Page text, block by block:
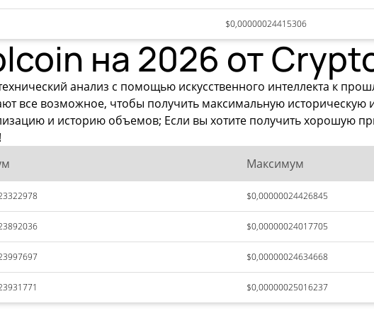
$0,00000024415306
на 2026 от
анализ с помощью искусственного интеллекта к
все возможное, чтобы получить максимальную
и историю объемов; Если вы хотите получить хорошую
Максимум
$0,00000024426845
$0,00000024017705
$0,00000024634668
$0,00000025016237